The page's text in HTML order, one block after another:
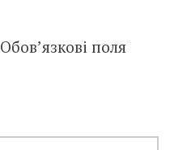
Обов’язкові поля